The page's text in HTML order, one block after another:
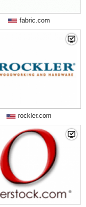
fabric.com
rockler.com